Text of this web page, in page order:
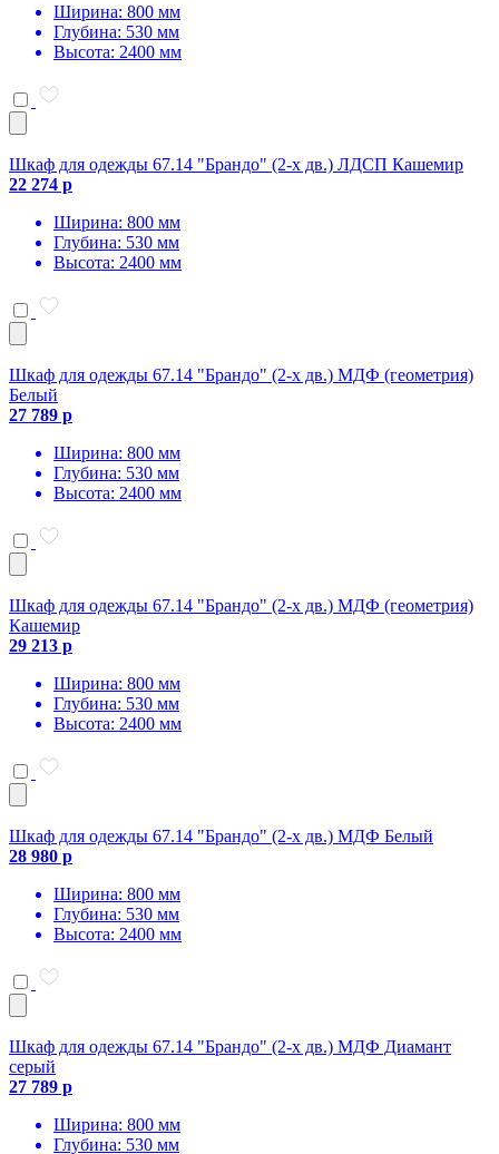
Ширина: 800 мм
Глубина: 530 мм
Высота: 2400 мм
Шкаф для одежды 67.14 "Брандо" (2-х дв.) ЛДСП Кашемир
22 274 р
Ширина: 800 мм
Глубина: 530 мм
Высота: 2400 мм
Шкаф для одежды 67.14 "Брандо" (2-х дв.) МДФ (геометрия)
Белый
27 789 р
Ширина: 800 мм
Глубина: 530 мм
Высота: 2400 мм
Шкаф для одежды 67.14 "Брандо" (2-х дв.) МДФ (геометрия)
Кашемир
29 213 р
Ширина: 800 мм
Глубина: 530 мм
Высота: 2400 мм
Шкаф для одежды 67.14 "Брандо" (2-х дв.) МДФ Белый
28 980 р
Ширина: 800 мм
Глубина: 530 мм
Высота: 2400 мм
Шкаф для одежды 67.14 "Брандо" (2-х дв.) МДФ Диамант
серый
27 789 р
Ширина: 800 мм
Глубина: 530 мм